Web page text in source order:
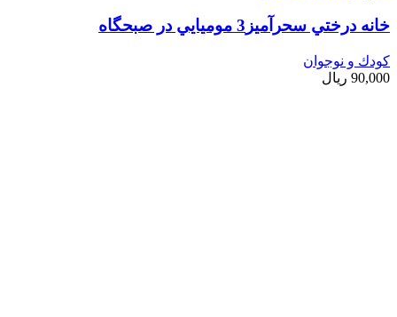
خانه درختي سحرآميز3 موميايي در صبحگاه
کودك و نوجوان
90,000 ریال